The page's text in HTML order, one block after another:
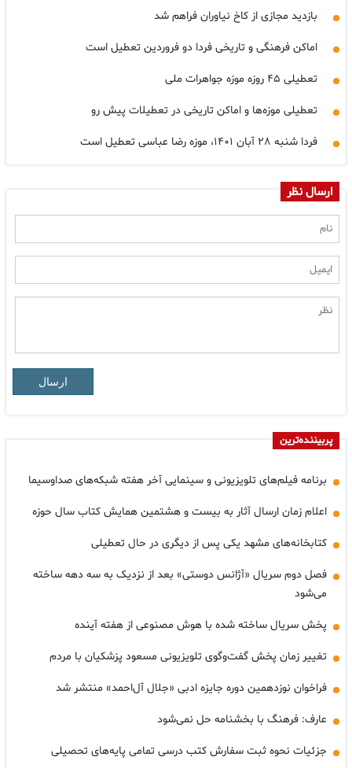
بازدید مجازی از کاخ نیاوران فراهم شد
اماکن فرهنگی‌ و تاریخی فردا دو فروردین تعطیل است
تعطیلی ۴۵ روزه موزه جواهرات ملی
تعطیلی موزه‌ها و اماکن تاریخی در تعطیلات پیش رو
فردا شنبه ۲۸ آبان ۱۴۰۱، موزه رضا عباسی تعطیل است
ارسال نظر
ارسال
پربیننده‌ترین
برنامه فیلم‌های تلویزیونی و سینمایی آخر هفته شبکه‌های صداوسیما
اعلام زمان ارسال آثار به بیست و هشتمین همایش کتاب سال حوزه
کتابخانه‌های مشهد یکی پس از دیگری در حال تعطیلی
فصل دوم سریال «آژانس دوستی» بعد از نزدیک به سه دهه ساخته
می‌شود
پخش سریال ساخته شده با هوش مصنوعی از هفته آینده
تغییر زمان پخش گفت‌وگوی تلویزیونی مسعود پزشکیان با مردم
فراخوان نوزدهمین دوره‌ جایزه‌ ادبی «جلال آل‌احمد» منتشر شد
عارف: فرهنگ با بخشنامه حل نمی‌شود
جزئیات نحوه ثبت سفارش کتب درسی تمامی پایه‌های تحصیلی